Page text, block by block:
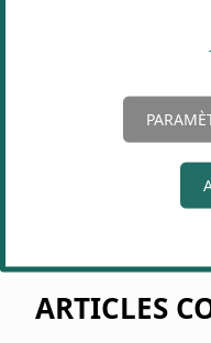
ARTICLES